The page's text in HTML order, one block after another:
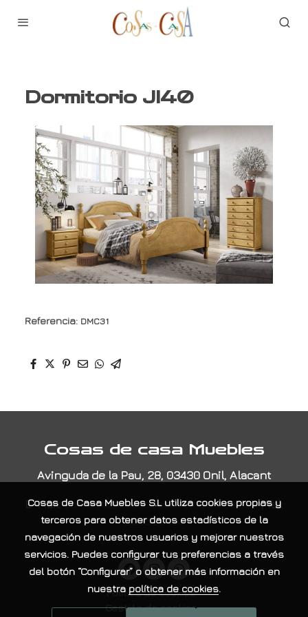
Dormitorio JI40
Referencia: DMC31
Cosas de casa Muebles
Avinguda de la Pau, 28, 03430 Onil, Alacant
E-Mail:contacta@cosasdecasamuebles.com|Tel:
965565404
Política de cookies
Gestión de cookies
Cosas de Casa Muebles S.Lutiliza cookies propias y
terceros para obtener datos estadísticos de la
navegación de nuestros usuarios y mejorar nuestros
servicios. Puedes configurar tus preferencias a través
del botón “Configurar” o obtener más información en
nuestra política de cookies.